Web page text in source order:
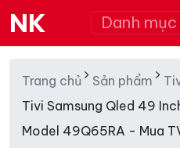
NK Danh
Trang chủ Sản phẩm
Tivi Samsung Qled 49
Model 49Q65RA - Mua